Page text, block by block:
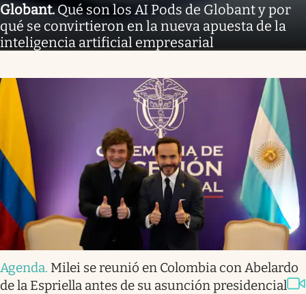
Globant.Qué son los AI Pods de Globant y por
qué se convirtieron en la nueva apuesta de la
inteligencia artificial empresarial
Agenda. Milei se reunió en Colombia con Abelardo
de la Espriella antes de su asunción presidencial